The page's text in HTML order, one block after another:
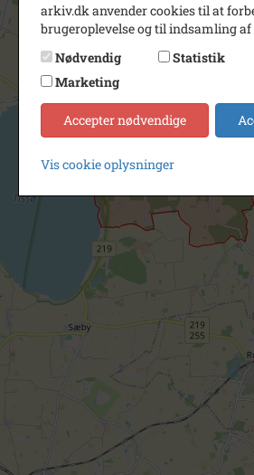
arkiv.dk anvender cookies til at
brugeroplevelse og til indsamling
Nødvendig
Statistik
Marketing
Accepter nødvendige
Vis cookie oplysninger